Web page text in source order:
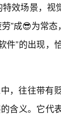
效场景，
劳”成😎为常
件”的出现
，往往带
含义。它